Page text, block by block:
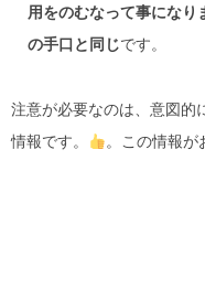
用をのむなって事になり
の手口と同じです。
注意が必要なのは、意図的
情報です。
。この情報が